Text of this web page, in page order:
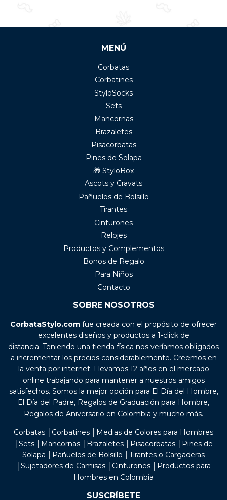
MENÚ
Corbatas
Corbatines
StyloSocks
Sets
Mancornas
Brazaletes
Pisacorbatas
Pines de Solapa
🎁 StyloBox
Ascots y Cravats
Pañuelos de Bolsillo
Tirantes
Cinturones
Relojes
Productos y Complementos
Bonos de Regalo
Para Niños
Contacto
SOBRE NOSOTROS
CorbataStylo.com fue creada con el propósito de ofrecer
excelentes diseños y productos a 1-click de
distancia. Teniendo una tienda física nos veríamos obligados
a incrementar los precios considerablemente. Creemos en
la venta por internet. Llevamos 12 años en el mercado
online trabajando para mantener a nuestros amigos
satisfechos. Somos la mejor opción para El Día del Hombre,
El Día del Padre, Regalos de Graduación para Hombre,
Regalos de Aniversario en Colombia y mucho más.
Corbatas │Corbatines │Medias de Colores para Hombres
│Sets │Mancornas │Brazaletes │Pisacorbatas │Pines de
Solapa │Pañuelos de Bolsillo │Tirantes o Cargaderas
│Sujetadores de Camisas │Cinturones │Productos para
Hombres en Colombia
SUSCRÍBETE